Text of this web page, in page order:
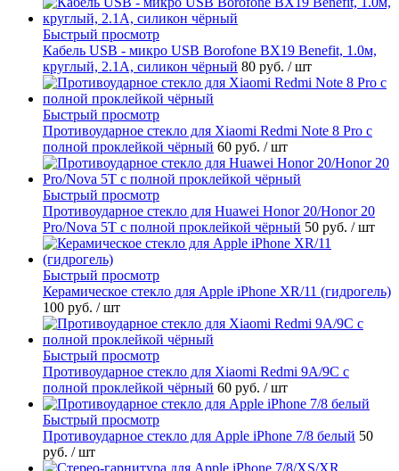
Быстрый просмотр
Кабель USB - микро USB Borofone BX19 Benefit, 1.0м,
круглый, 2.1A, силикон чёрный 80 руб. / шт
Быстрый просмотр
Противоударное стекло для Xiaomi Redmi Note 8 Pro с
полной проклейкой чёрный 60 руб. / шт
Быстрый просмотр
Противоударное стекло для Huawei Honor 20/Honor 20
Pro/Nova 5T с полной проклейкой чёрный 50 руб. / шт
Быстрый просмотр
Керамическое стекло для Apple iPhone XR/11 (гидрогель)
100 руб. / шт
Быстрый просмотр
Противоударное стекло для Xiaomi Redmi 9A/9C с
полной проклейкой чёрный 60 руб. / шт
Быстрый просмотр
Противоударное стекло для Apple iPhone 7/8 белый 50
руб. / шт